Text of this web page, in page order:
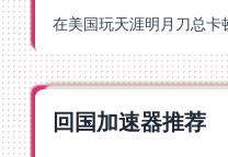
回国加速器推荐